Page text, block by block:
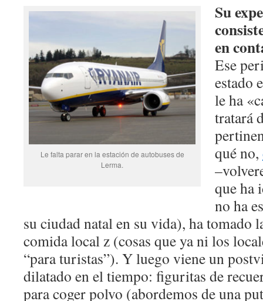
Le falta parar en la estación de autobuses de
Lerma.
Su
en
Ese
estado
le ha
tratará
qué no,
que ha
no ha
su ciudad natal en su vida), ha tomado
comida local z (cosas que ya ni los
“para turistas”). Y luego viene un
dilatado en el tiempo: figuritas de
para coger polvo (abordemos de una